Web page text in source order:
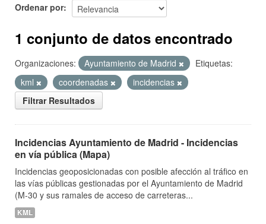
Ordenar por
1 conjunto de datos encontrado
Organizaciones: Ayuntamiento de Madrid
Etiquetas:
kml
coordenadas
incidencias
Filtrar Resultados
Incidencias Ayuntamiento de Madrid - Incidencias
en vía pública (Mapa)
Incidencias geoposicionadas con posible afección al tráfico en
las vías públicas gestionadas por el Ayuntamiento de Madrid
(M-30 y sus ramales de acceso de carreteras...
KML